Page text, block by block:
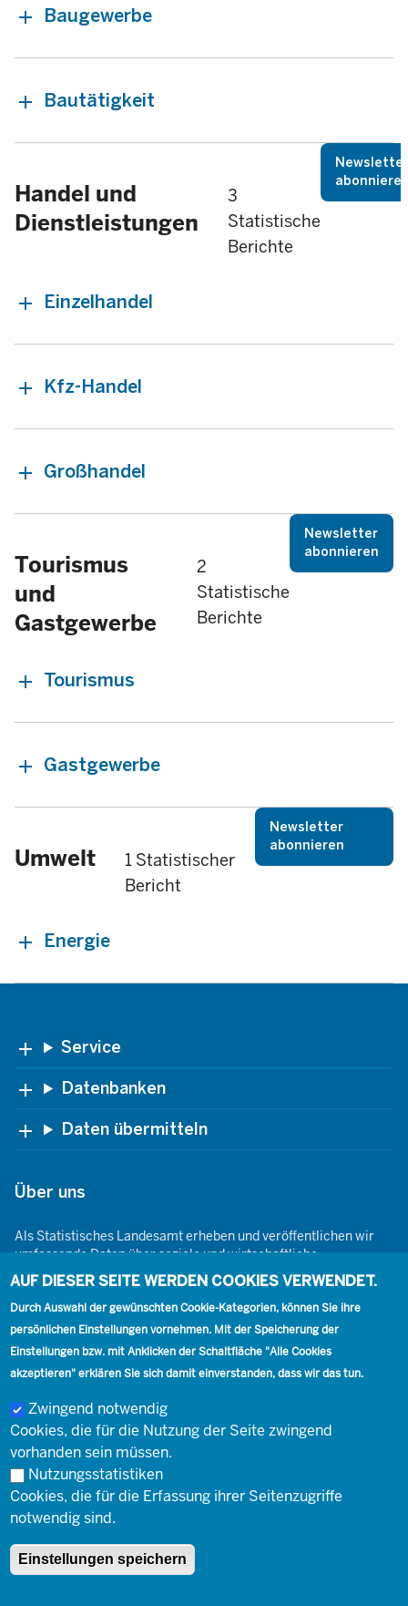
Baugewerbe
Bautätigkeit
Handel und
Dienstleistungen
3
Statistische
Berichte
Newsletter
Einzelhandel
Kfz-Handel
Großhandel
Tourismus
und
Gastgewerbe
2
Statistische
Berichte
Newsletter
abonnieren
Tourismus
Gastgewerbe
Umwelt
1 Statistischer
Bericht
Newsletter
abonnieren
Energie
Footer Service
Datenbanken
Daten übermitteln
Über uns
Als Statistisches Landesamt erheben und veröffentlichen wir
umfassende Daten über soziale und wirtschaftliche
Gegebenheiten. Dabei sind wir den Grundsätzen der Neutralität,
Objektivität, wissenschaftlichen Unabhängigkeit und der
statistischen Geheimhaltung verpflichtet.
Footer
Kontakt
Kontakt Presse Karriere
Social
Footer
Impressum
© Landesbetrieb Information und Technik Nordrhein-Westfalen
(IT.NRW)
Impressum Datenschutz
AUF DIESER SEITE WERDEN COOKIES VERWENDET.
Durch Auswahl der gewünschten Cookie-Kategorien, können Sie ihre
persönlichen Einstellungen vornehmen. Mit der Speicherung der
Einstellungen bzw. mit Anklicken der Schaltfläche "Alle Cookies
akzeptieren" erklären Sie sich damit einverstanden, dass wir das tun.
Zwingend notwendig
Cookies, die für die Nutzung der Seite zwingend
vorhanden sein müssen.
Nutzungsstatistiken
Cookies, die für die Erfassung ihrer Seitenzugriffe
notwendig sind.
Einstellungen speichern